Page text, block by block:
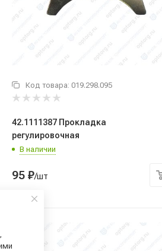
Код товара: 019.298.095
42.1111387 Прокладка
регулировочная
В наличии
95 ₽/шт